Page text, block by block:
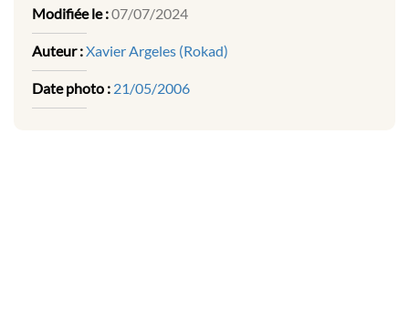
Modifiée le :07/07/2024
Auteur :Xavier Argeles (Rokad)
Date photo : 21/05/2006